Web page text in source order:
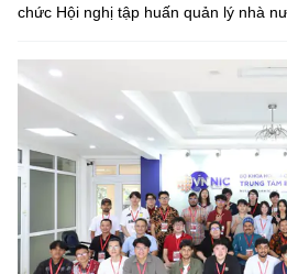
chức Hội nghị tập huấn quản lý nhà